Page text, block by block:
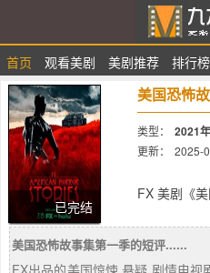
九九
首页 观看美剧 美剧推荐 排行榜
已完结
美国恐怖
类型： 2021
更新：
2025-
FX 美剧《
怖故事集》
Stories），
一个又一个
美国恐怖故事集第一季的短评......
FX出品的美国惊悚,悬疑,剧情电